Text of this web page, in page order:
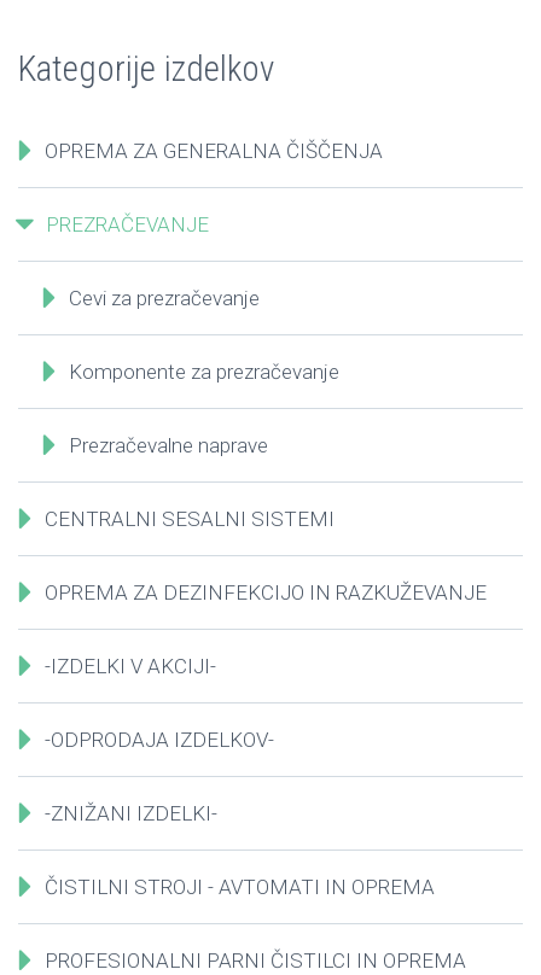
Kategorije izdelkov
OPREMA ZA GENERALNA ČIŠČENJA
PREZRAČEVANJE
Cevi za prezračevanje
Komponente za prezračevanje
Prezračevalne naprave
CENTRALNI SESALNI SISTEMI
OPREMA ZA DEZINFEKCIJO IN RAZKUŽEVANJE
-IZDELKI V AKCIJI-
-ODPRODAJA IZDELKOV-
-ZNIŽANI IZDELKI-
ČISTILNI STROJI - AVTOMATI IN OPREMA
PROFESIONALNI PARNI ČISTILCI IN OPREMA